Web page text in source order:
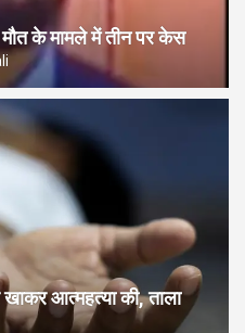
मौत के मामले में तीन पर केस
आत्महत्या की, ताला